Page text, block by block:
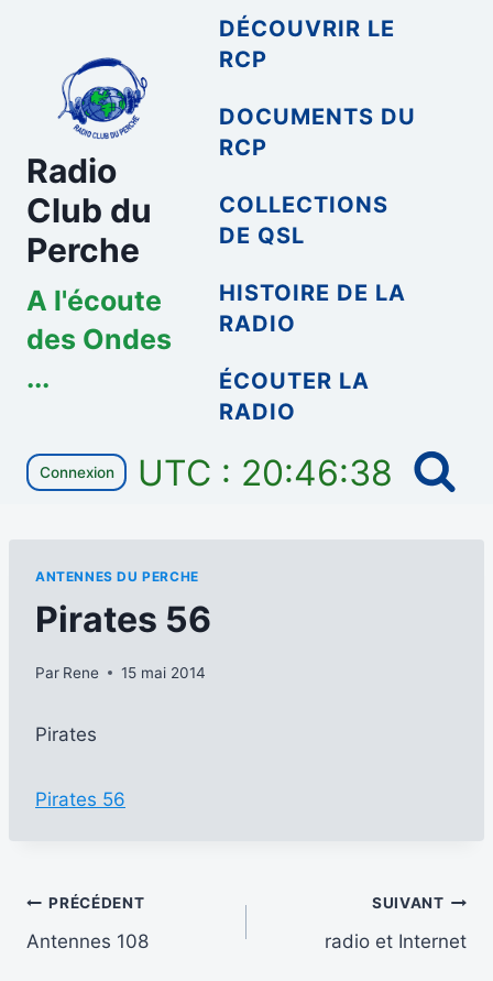
contenu
Radio
Club du
Perche
A l'écoute
des Ondes
...
DÉCOUVRIR LE
RCP
DOCUMENTS DU
RCP
COLLECTIONS
DE QSL
HISTOIRE DE LA
RADIO
ÉCOUTER LA
RADIO
Connexion UTC : 20:46:38
ANTENNES DU PERCHE
Pirates 56
Par Rene 15 mai 2014
Pirates
Pirates 56
Navigation
de
PRÉCÉDENT
Antennes 108
SUIVANT
radio et Internet